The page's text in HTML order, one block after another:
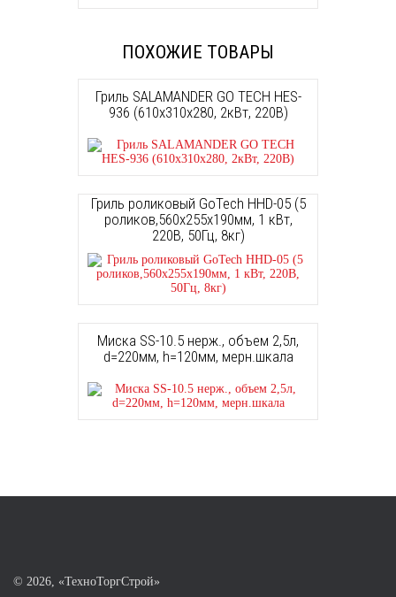
ПОХОЖИЕ ТОВАРЫ
Гриль SALAMANDER GO TECH HES-
936 (610х310х280, 2кВт, 220В)
Гриль роликовый GoTech HHD-05 (5
роликов,560х255х190мм, 1 кВт,
220В, 50Гц, 8кг)
Миска SS-10.5 нерж., объем 2,5л,
d=220мм, h=120мм, мерн.шкала
© 2026, «ТехноТоргСтрой»